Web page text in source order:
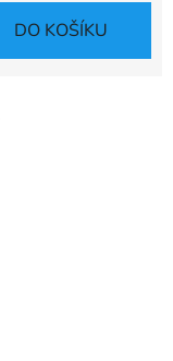
DO KOŠÍKU